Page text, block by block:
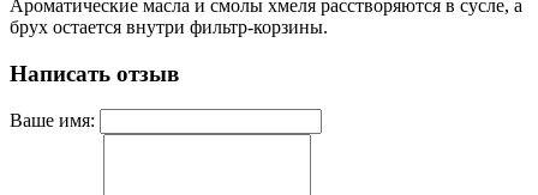
Ароматические масла и смолы хмеля расстворяются в сусле, а
брух остается внутри фильтр-корзины.
Написать отзыв
Ваше имя: